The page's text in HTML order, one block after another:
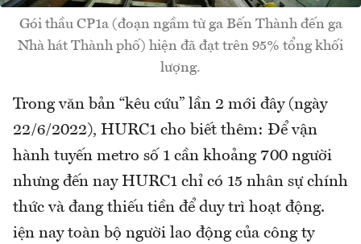
Gói thầu CP1a (đoạn ngầm từ ga Bến Thành đến ga
Nhà hát Thành phố) hiện đã đạt trên 95% tổng khối
lượng.
Trong văn bản “kêu cứu” lần 2 mới đây (ngày
22/6/2022), HURC1 cho biết thêm: Để vận
hành tuyến metro số 1 cần khoảng 700 người
nhưng đến nay HURC1 chỉ có 15 nhân sự chính
thức và đang thiếu tiền để duy trì hoạt động.
iện nay toàn bộ người lao động của công ty